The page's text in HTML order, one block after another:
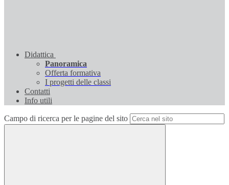
Didattica
Panoramica
Offerta formativa
I progetti delle classi
Contatti
Info utili
Campo di ricerca per le pagine del sito